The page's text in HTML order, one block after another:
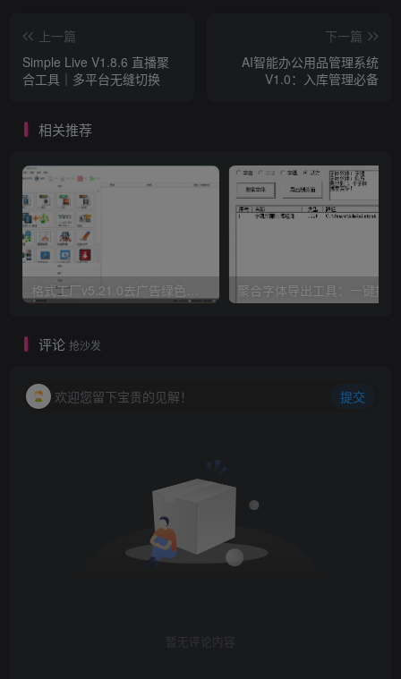
上一篇
Simple Live V1.8.6 直播聚
合工具｜多平台无缝切换
下一篇
AI智能办公用品管理系统
V1.0：入库管理必备
相关推荐
格式工厂v5.21.0去广告绿色版｜视频转换+PDF合并工具下载
评论 抢沙发
欢迎您留下宝贵的见解！ 提交
暂无评论内容